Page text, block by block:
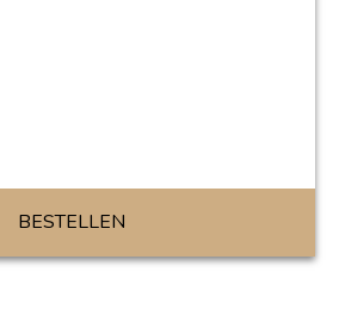
BESTELLEN